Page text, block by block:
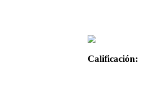
Calificación: